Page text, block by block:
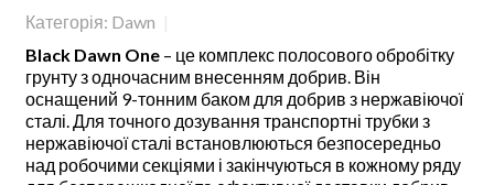
Категорія: Dawn
Black Dawn One – це комплекс полосового обробітку
грунту з одночасним внесенням добрив. Він
оснащений 9-тонним баком для добрив з нержавіючої
сталі. Для точного дозування транспортні трубки з
нержавіючої сталі встановлюються безпосередньо
над робочими секціями і закінчуються в кожному ряду